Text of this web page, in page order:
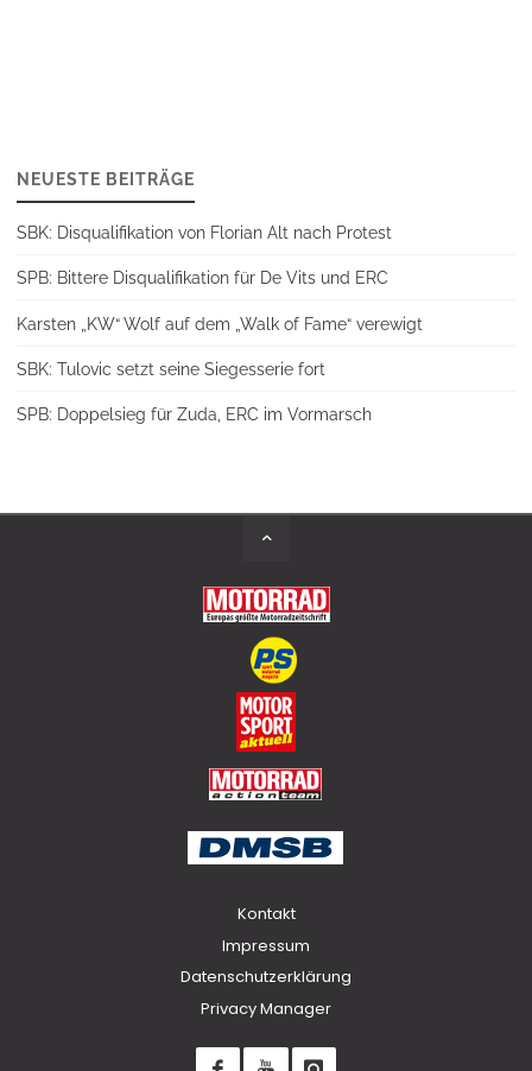
NEUESTE BEITRÄGE
SBK: Disqualifikation von Florian Alt nach Protest
SPB: Bittere Disqualifikation für De Vits und ERC
Karsten „KW“ Wolf auf dem „Walk of Fame“ verewigt
SBK: Tulovic setzt seine Siegesserie fort
SPB: Doppelsieg für Zuda, ERC im Vormarsch
Kontakt
Impressum
Datenschutzerklärung
Privacy Manager
Back